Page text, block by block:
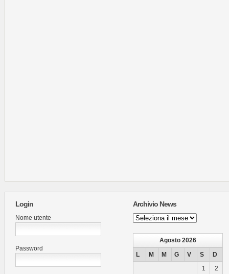
Login
Nome utente
Password
Archivio News
Archivio
News
Agosto 2026
L
M M G V S
D
1
2